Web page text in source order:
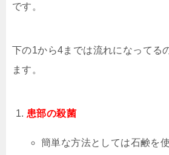
です。
下の1から4までは流れになってる
ます。
患部の殺菌
簡単な方法としては石鹸を